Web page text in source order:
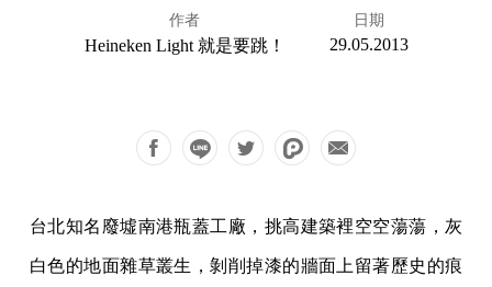
作者
Heineken Light 就是要跳！
日期
29.05.2013
台北知名廢墟南港瓶蓋工廠，挑高建築裡空空蕩蕩，灰
白色的地面雜草叢生，剝削掉漆的牆面上留著歷史的痕